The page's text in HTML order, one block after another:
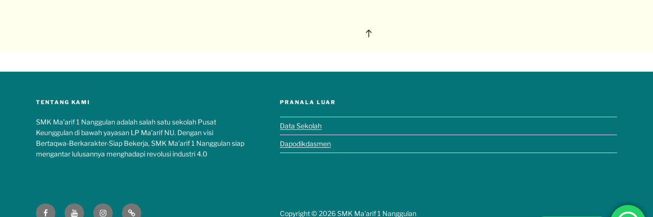
TENTANG KAMI
SMK Ma’arif 1 Nanggulan adalah salah satu sekolah Pusat
Keunggulan di bawah yayasan LP Ma’arif NU. Dengan visi
Bertaqwa-Berkarakter-Siap Bekerja, SMK Ma’arif 1 Nanggulan siap
mengantar lulusannya menghadapi revolusi industri 4.0
PRANALA LUAR
Data Sekolah
Dapodikdasmen
Copyright ©2026 SMK Ma'arif 1 Nanggulan